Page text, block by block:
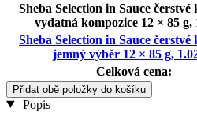
Sheba Selection in Sauce čerstvé
vydatná kompozice 12 × 85 g,
Sheba Selection in Sauce čerstvé
jemný výběr 12 × 85 g,
Celková cena:
Přidat obě položky do košíku
Popis